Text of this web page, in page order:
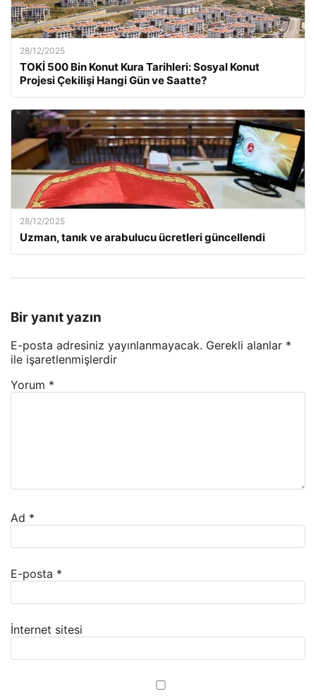
28/12/2025
TOKİ 500 Bin Konut Kura Tarihleri: Sosyal Konut
Projesi Çekilişi Hangi Gün ve Saatte?
28/12/2025
Uzman, tanık ve arabulucu ücretleri güncellendi
Bir yanıt yazın
E-posta adresiniz yayınlanmayacak. Gerekli alanlar *
ile işaretlenmişlerdir
Yorum *
Ad *
E-posta *
İnternet sitesi